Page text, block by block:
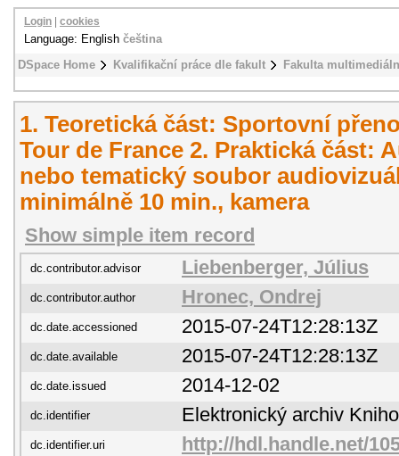
DSpace Home Kvalifikační práce dle fakult Fakulta
Login cookies
Language: English čeština
1. Teoretická část: Sportovní
Tour de France 2. Praktická část:
nebo tematický soubor
minimálně 10 min., kamera
Show simple item record
dc.contributor.advisor Liebenberger, Július
dc.contributor.author Hronec, Ondrej
dc.date.accessioned 2015-07-24T12:28:13Z
dc.date.available 2015-07-24T12:28:13Z
dc.date.issued 2014-12-02
dc.identifier Elektronický archiv
dc.identifier.uri http://hdl.handle.net/